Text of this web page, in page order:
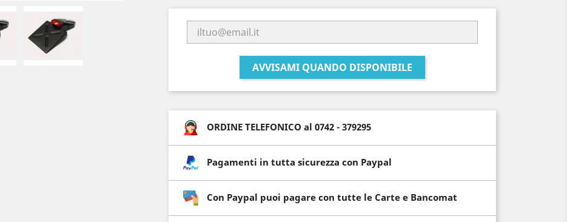
AVVISAMI QUANDO DISPONIBILE
ORDINE TELEFONICO al 0742 - 379295
Pagamenti in tutta sicurezza con Paypal
Con Paypal puoi pagare con tutte le Carte e Bancomat